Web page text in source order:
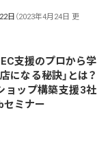
日 （2023年4月24日 更
EC支援のプロから学
になる秘訣」とは？
ョップ構築支援3社
セミナー